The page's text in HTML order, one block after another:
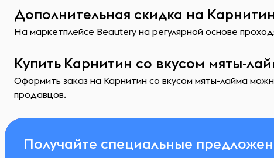
Дополнительная скидка на
На маркетплейсе Beautery на регулярной основе
Купить Карнитин со вкусом мяты-
Оформить заказ на Карнитин со вкусом мяты-лайма
продавцов.
Получайте специальные